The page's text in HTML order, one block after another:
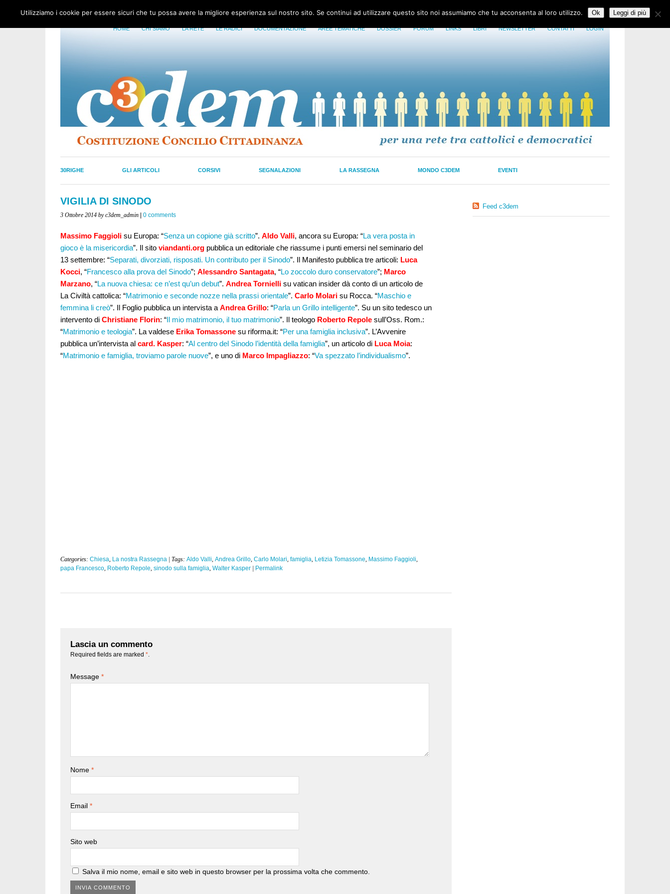
HOME CHI SIAMO LA RETE LE RADICI DOCUMENTAZIONE AREE TEMATICHE DOSSIER FORUM LINKS LIBRI NEWSLETTER CONTATTI LOGIN
30RIGHE GLI ARTICOLI CORSIVI SEGNALAZIONI LA RASSEGNA MONDO C3DEM EVENTI
VIGILIA DI SINODO
3 Ottobre 2014 by c3dem_admin 0 comments
Massimo Faggioli su Europa: “Senza un copione già scritto”. Aldo Valli, ancora su Europa: “La vera posta in
gioco è la misericordia”. Il sito viandanti.org pubblica un editoriale che riassume i punti emersi nel seminario del
13 settembre: “Separati, divorziati, risposati. Un contributo per il Sinodo”. Il Manifesto pubblica tre articoli: Luca
Kocci, “Francesco alla prova del Sinodo”; Alessandro Santagata, “Lo zoccolo duro conservatore”; Marco
Marzano, “La nuova chiesa: ce n’est qu’un debut”. Andrea Tornielli su vatican insider dà conto di un articolo de
La Civiltà cattolica: “Matrimonio e seconde nozze nella prassi orientale”. Carlo Molari su Rocca. “Maschio e
femmina li creò”. Il Foglio pubblica un intervista a Andrea Grillo: “Parla un Grillo intelligente”. Su un sito tedesco un
intervento di Christiane Florin: “Il mio matrimonio, il tuo matrimonio”. Il teologo Roberto Repole sull’Oss. Rom.:
“Matrimonio e teologia”. La valdese Erika Tomassone su riforma.it: “Per una famiglia inclusiva”. L’Avvenire
pubblica un’intervista al card. Kasper: “Al centro del Sinodo l’identità della famiglia”, un articolo di Luca Moia:
“Matrimonio e famiglia, troviamo parole nuove”, e uno di Marco Impagliazzo: “Va spezzato l’individualismo”.
Categories: Chiesa, La nostra Rassegna | Tags: Aldo Valli, Andrea Grillo, Carlo Molari, famiglia, Letizia Tomassone, Massimo Faggioli,
papa Francesco, Roberto Repole, sinodo sulla famiglia, Walter Kasper Permalink
Lascia un commento
Required fields are marked *
Message *
Nome *
Email *
Sito web
Salva il mio nome, email e sito web in questo browser per la prossima volta che commento.
Feed c3dem
Utilizziamo i cookie per essere sicuri che tu possa avere la migliore esperienza sul nostro sito. Se continui ad utilizzare questo sito noi assumiamo che tu acconsenta al loro utilizzo. Ok Leggi di più